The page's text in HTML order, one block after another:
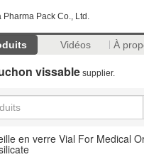
Pack Co., Ltd.
Vidéos À
vissable supplier.
en verre Vial For Medical